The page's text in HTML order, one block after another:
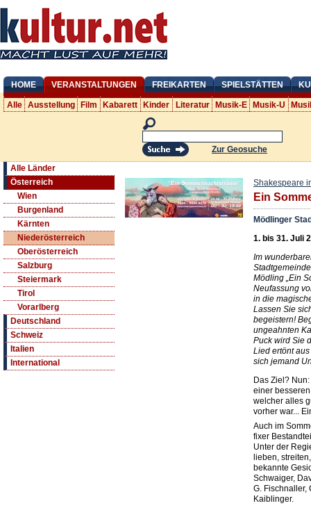
HOME VERANSTALTUNGEN FREIKARTEN SPIELSTÄTTEN
Alle Ausstellung Film Kabarett Kinder Literatur Musik-E Musik-U
Zur Geosuche
Alle Länder
Österreich
Wien
Burgenland
Kärnten
Niederösterreich
Oberösterreich
Salzburg
Steiermark
Tirol
Vorarlberg
Deutschland
Schweiz
Italien
International
Shakespeare
Ein
Mödlinger
1. bis 31. Juli
Im
Mödling „Ein
Neufassung
in die
Lassen Sie
begeistern!
ungeahnten
Puck wird Sie
Lied ertönt
sich jemand
Das Ziel?
einer
welcher alles
vorher war...
Auch im
fixer
Unter der
lieben,
bekannte
Schwaiger,
G. Fischnaller,
Kaiblinger.